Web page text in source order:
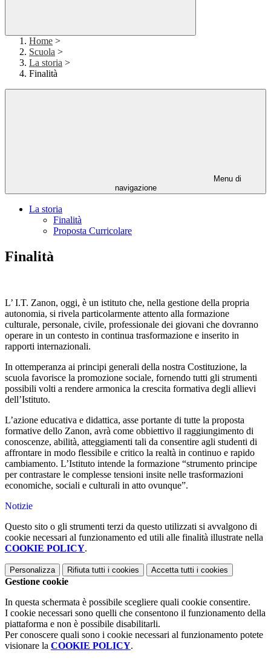
Home >
Scuola >
La storia >
Finalità
Menu di
navigazione
La storia
Finalità
Proposta Curricolare
Finalità
L’ I.T. Zanon, oggi, è un istituto che, nella gestione della propria
autonomia, si rivela particolarmente attento alla formazione
culturale, personale, civile, professionale dei giovani che dovranno
operare in un contesto in continua trasformazione e inserito in
rapporti internazionali.
In ottemperanza ai principi generali della nostra Costituzione, la
scuola favorisce la promozione sociale, fornendo tutti gli strumenti
possibili volti a rendere armonica la crescita formativa degli allievi
dell’Istituto.
L’azione educativa e didattica, asse portante di tutte la proposta
formative dello Zanon, avrà come obbiettivo il raggiungimento di
conoscenze, abilità, atteggiamenti tali da consentire agli studenti di
affrontare in modo flessibile e critico la realtà in continuo e rapido
cambiamento. L’Istituto intende la formazione “strumento principe
per contrastare le complesse tensioni insite nelle trasformazioni
economiche, sociali e culturali in atto ovunque”.
Notizie
Questo sito o gli strumenti terzi da questo utilizzati si avvalgono di
cookie necessari al funzionamento ed utili alle finalità illustrate nella
COOKIE POLICY.
Personalizza Rifiuta tutti i cookies Accetta tutti i cookies
Gestione cookie
In questa schermata è possibile scegliere quali cookie consentire.
I cookie necessari sono quelli che consentono il funzionamento della
piattaforma e non è possibile disabilitarli.
Per conoscere quali sono i cookie necessari al funzionamento potete
visionare la COOKIE POLICY.